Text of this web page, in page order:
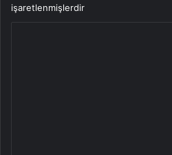
işaretlenmişlerdir